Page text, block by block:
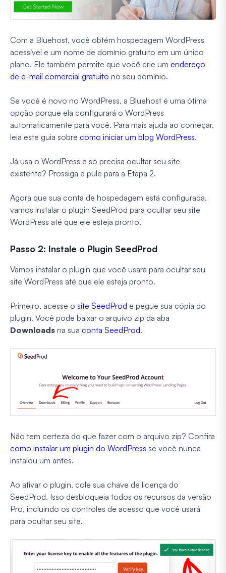
Com a Bluehost, você obtém hospedagem WordPress
acessível e um nome de domínio gratuito em um único
plano. Ele também permite que você crie um endereço
de e-mail comercial gratuito no seu domínio.
Se você é novo no WordPress, a Bluehost é uma ótima
opção porque ela configurará o WordPress
automaticamente para você. Para mais ajuda ao começar,
leia este guia sobre como iniciar um blog WordPress.
Já usa o WordPress e só precisa ocultar seu site
existente? Prossiga e pule para a Etapa 2.
Agora que sua conta de hospedagem está configurada,
vamos instalar o plugin SeedProd para ocultar seu site
WordPress até que ele esteja pronto.
Passo 2: Instale o Plugin SeedProd
Vamos instalar o plugin que você usará para ocultar seu
site WordPress até que ele esteja pronto.
Primeiro, acesse o site SeedProd e pegue sua cópia do
plugin. Você pode baixar o arquivo zip da aba
Downloads na sua conta SeedProd.
Não tem certeza do que fazer com o arquivo zip? Confira
como instalar um plugin do WordPress se você nunca
instalou um antes.
Ao ativar o plugin, cole sua chave de licença do
SeedProd. Isso desbloqueia todos os recursos da versão
Pro, incluindo os controles de acesso que você usará
para ocultar seu site.